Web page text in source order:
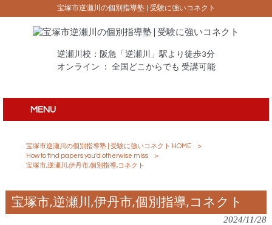
宝塚市逆瀬川の個別指導塾 | 受験に強いコネクト
逆瀬川校：阪急「逆瀬川」駅より徒歩3分
オンライン ： 全国どこからでも 受講可能
MENU
宝塚市逆瀬川の個別指導塾 | 受験に強いコネクト HOME
>
How to find papers you'd otherwise miss
>
宝塚市,逆瀬川,伊丹市,個別指導,コネクト
宝塚市,逆瀬川,伊丹市,個別指導,コネクト
2024/11/28